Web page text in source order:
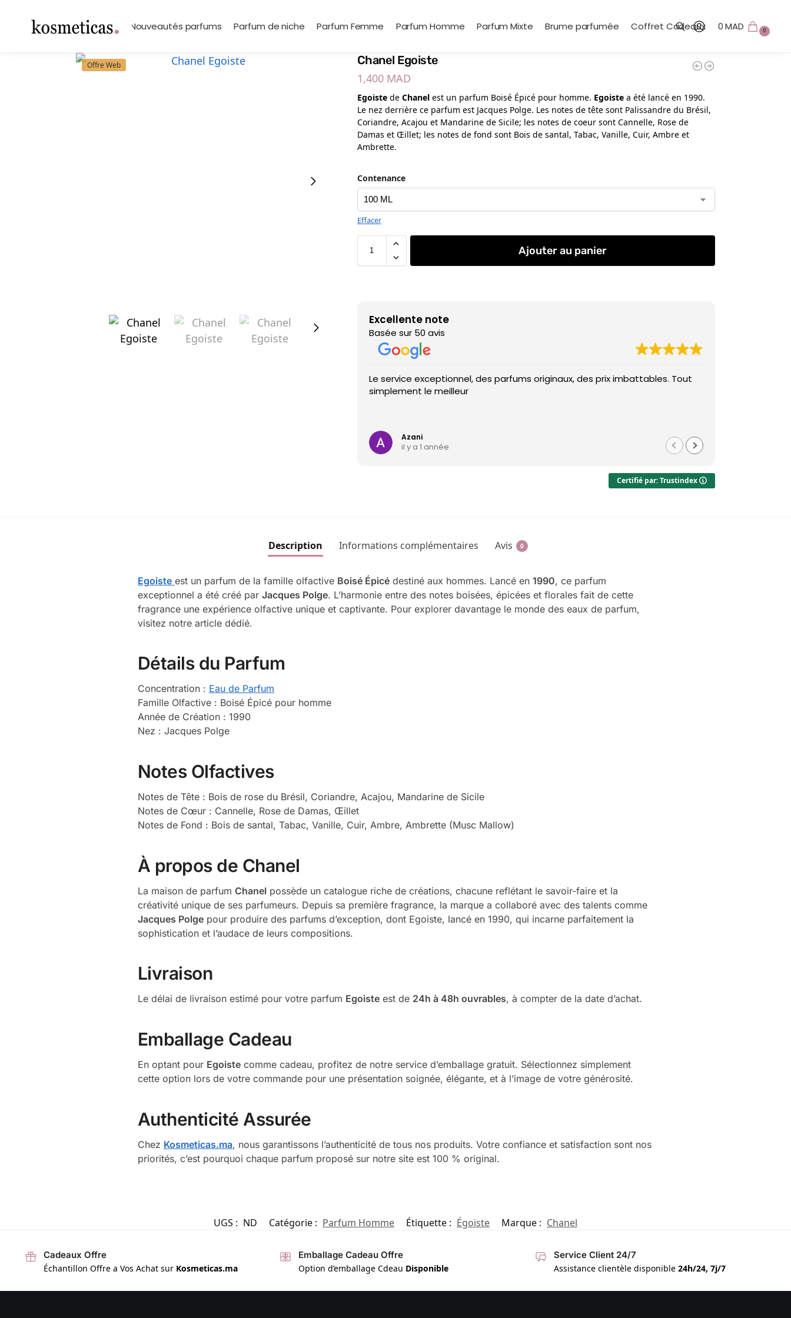
Marques Nouveautés parfums Parfum de niche Parfum Femme Parfum Homme Parfum Mixte Brume parfumée Coffret Cadeaux
Search
0MAD 0
Offre Web
Chanel Egoiste
1,400 MAD
Egoistede Chanelest un parfum Boisé Épicé pour homme. Egoistea été lancé en 1990.
Le nez derrière ce parfum est Jacques Polge. Les notes de tête sont Palissandre du Brésil,
Coriandre, Acajou et Mandarine de Sicile; les notes de coeur sont Cannelle, Rose de
Damas et Œillet; les notes de fond sont Bois de santal, Tabac, Vanille, Cuir, Ambre et
Ambrette.
Contenance
Effacer
Ajouter au panier
Excellente note
Basée sur 50 avis
Le service exceptionnel, des parfums originaux, des prix imbattables. Tout
simplement le meilleur
Azani
il y a 1 année
Certifié par: Trustindex
Description Informations complémentaires Avis 0
Egoiste est un parfum de la famille olfactive Boisé Épicédestiné aux hommes. Lancé en 1990, ce parfum
exceptionnel a été créé par Jacques Polge. L’harmonie entre des notes boisées, épicées et florales fait de cette
fragrance une expérience olfactive unique et captivante. Pour explorer davantage le monde des eaux de parfum,
visitez notre article dédié.
Détails du Parfum
Concentration : Eau de Parfum
Famille Olfactive : Boisé Épicé pour homme
Année de Création : 1990
Nez : Jacques Polge
Notes Olfactives
Notes de Tête : Bois de rose du Brésil, Coriandre, Acajou, Mandarine de Sicile
Notes de Cœur : Cannelle, Rose de Damas, Œillet
Notes de Fond : Bois de santal, Tabac, Vanille, Cuir, Ambre, Ambrette (Musc Mallow)
À propos de Chanel
La maison de parfum Chanel possède un catalogue riche de créations, chacune reflétant le savoir-faire et la
créativité unique de ses parfumeurs. Depuis sa première fragrance, la marque a collaboré avec des talents comme
Jacques Polgepour produire des parfums d’exception, dont Egoiste, lancé en 1990, qui incarne parfaitement la
sophistication et l’audace de leurs compositions.
Livraison
Le délai de livraison estimé pour votre parfum Egoisteest de 24h à 48h ouvrables, à compter de la date d’achat.
Emballage Cadeau
En optant pour Egoistecomme cadeau, profitez de notre service d’emballage gratuit. Sélectionnez simplement
cette option lors de votre commande pour une présentation soignée, élégante, et à l’image de votre générosité.
Authenticité Assurée
Chez Kosmeticas.ma, nous garantissons l’authenticité de tous nos produits. Votre confiance et satisfaction sont nos
priorités, c’est pourquoi chaque parfum proposé sur notre site est 100 % original.
UGS : ND Catégorie : Parfum Homme Étiquette : Égoïste Marque : Chanel
Cadeaux Offre
Échantillon Offre a Vos Achat sur Kosmeticas.ma
Emballage Cadeau Offre
Option d’emballage Cdeau Disponible
Service Client 24/7
Assistance clientèle disponible 24h/24, 7j/7